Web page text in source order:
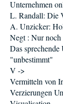
Unternehmen
L. Randall: Die
A. Unzicker:
Negt : Nur
Das sprechende
"unbestimmt"
V ->
Vermitteln von
Verzierungen